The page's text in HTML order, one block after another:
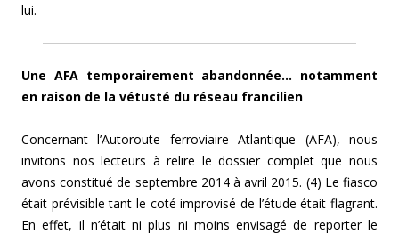
lui.
Une AFA temporairement abandonnée… notamment
en raison de la vétusté du réseau francilien
Concernant l’Autoroute ferroviaire Atlantique (AFA), nous
invitons nos lecteurs à relire le dossier complet que nous
avons constitué de septembre 2014 à avril 2015. (4) Le fiasco
était prévisible tant le coté improvisé de l’étude était flagrant.
En effet, il n’était ni plus ni moins envisagé de reporter le